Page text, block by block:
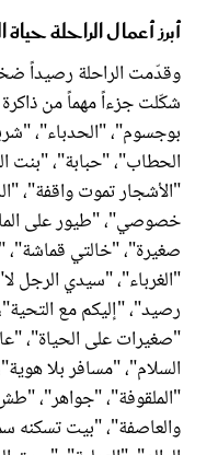
أبرز أعمال الراحلة
وقدّمت الراحلة رصيداً
شكّلت جزءاً مهماً من ذاكرة
بوجسوم"، "الحدباء"،
الحطاب"، "حبابة"، "بنت
"الأشجار تموت واقفة"،
خصوصي"، "طيور على
صغيرة"، "خالتي قماشة"،
"الغرباء"، "سيدي الرجل
رصيد"، "إليكم مع
"صغيرات على الحياة"،
السلام"، "مسافر بلا
"الملقوفة"، "جواهر"،
والعاصفة"، "بيت تسكنه